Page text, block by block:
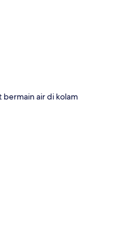
bermain air di kolam